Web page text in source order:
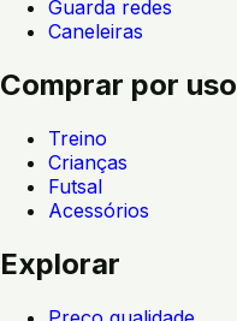
Guarda redes
Caneleiras
Comprar por uso
Treino
Crianças
Futsal
Acessórios
Explorar